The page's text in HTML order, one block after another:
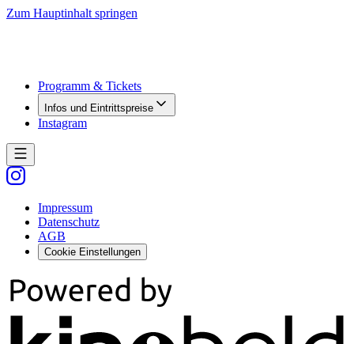
Zum Hauptinhalt springen
Programm & Tickets
Infos und Eintrittspreise
Instagram
Impressum
Datenschutz
AGB
Cookie Einstellungen